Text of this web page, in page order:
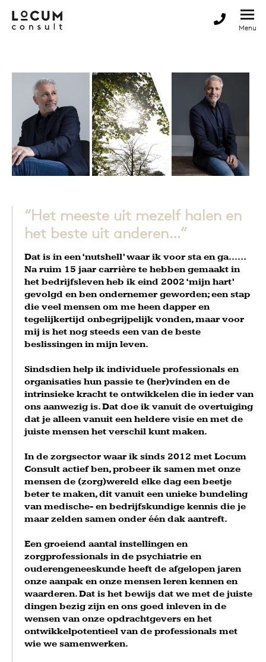
“Het meeste uit mezelf halen en
het beste uit anderen…”
Dat is in een ‘nutshell’ waar ik voor sta en ga……
Na ruim 15 jaar carrière te hebben gemaakt in
het bedrijfsleven heb ik eind 2002 ‘mijn hart’
gevolgd en ben ondernemer geworden; een stap
die veel mensen om me heen dapper en
tegelijkertijd onbegrijpelijk vonden, maar voor
mij is het nog steeds een van de beste
beslissingen in mijn leven.
Sindsdien help ik individuele professionals en
organisaties hun passie te (her)vinden en de
intrinsieke kracht te ontwikkelen die in ieder van
ons aanwezig is. Dat doe ik vanuit de overtuiging
dat je alleen vanuit een heldere visie en met de
juiste mensen het verschil kunt maken.
In de zorgsector waar ik sinds 2012 met Locum
Consult actief ben, probeer ik samen met onze
mensen de (zorg)wereld elke dag een beetje
beter te maken, dit vanuit een unieke bundeling
van medische- en bedrijfskundige kennis die je
maar zelden samen onder één dak aantreft.
Een groeiend aantal instellingen en
zorgprofessionals in de psychiatrie en
ouderengeneeskunde heeft de afgelopen jaren
onze aanpak en onze mensen leren kennen en
waarderen. Dat is het bewijs dat we met de juiste
dingen bezig zijn en ons goed inleven in de
wensen van onze opdrachtgevers en het
ontwikkelpotentieel van de professionals met
wie we samenwerken.